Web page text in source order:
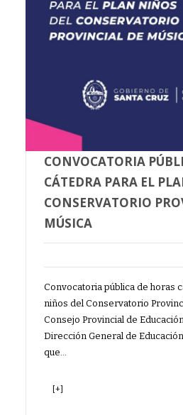
CONVOCATORIA
CÁTEDRA PARA EL
CONSERVATORIO
MÚSICA
Convocatoria pública de horas
niños del Conservatorio
Consejo Provincial de
Dirección General de
que…
[+]